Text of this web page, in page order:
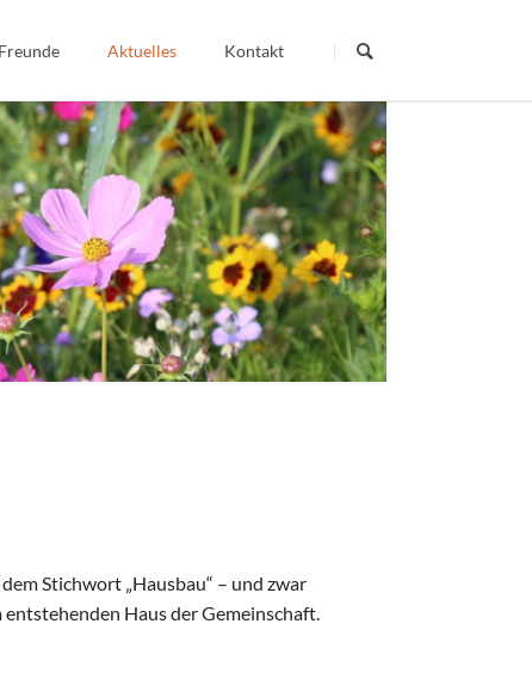
überspringen
Aktuelles
Termine
Dein Wort - Mein Weg
Veröffentlichte Artikel
Kontakt
Stichwort „Hausbau“ – und zwar
Haus der Gemeinschaft.